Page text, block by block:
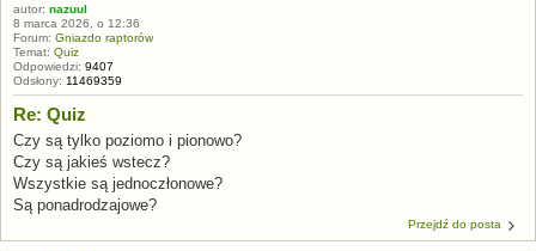
autor: nazuul
8 marca 2026, o 12:36
Forum: Gniazdo raptorów
Temat: Quiz
Odpowiedzi: 9407
Odsłony: 11469359
Re: Quiz
Czy są tylko poziomo i pionowo?
Czy są jakieś wstecz?
Wszystkie są jednoczłonowe?
Są ponadrodzajowe?
Przejdź do posta